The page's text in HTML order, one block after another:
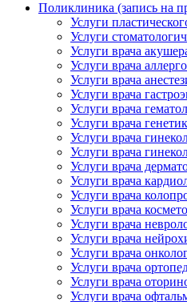
Поликлиника (запись на
Услуги
Услуги
Услуги врача
Услуги врача
Услуги врача
Услуги врача
Услуги врача
Услуги врача
Услуги врача
Услуги врача
Услуги врача
Услуги врача
Услуги врача
Услуги врача
Услуги врача
Услуги врача
Услуги врача
Услуги врача
Услуги врача
Услуги врача